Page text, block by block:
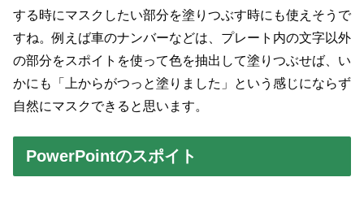
する時にマスクしたい部分を塗りつぶす時にも使えそうで
すね。例えば車のナンバーなどは、プレート内の文字以外
の部分をスポイトを使って色を抽出して塗りつぶせば、い
かにも「上からがつっと塗りました」という感じにならず
自然にマスクできると思います。
PowerPointのスポイト